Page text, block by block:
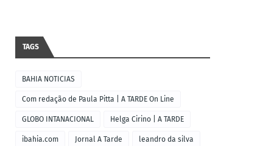
TAGS
BAHIA NOTICIAS
Com redação de Paula Pitta | A TARDE On Line
GLOBO INTANACIONAL Helga Cirino | A TARDE
ibahia.com Jornal A Tarde leandro da silva